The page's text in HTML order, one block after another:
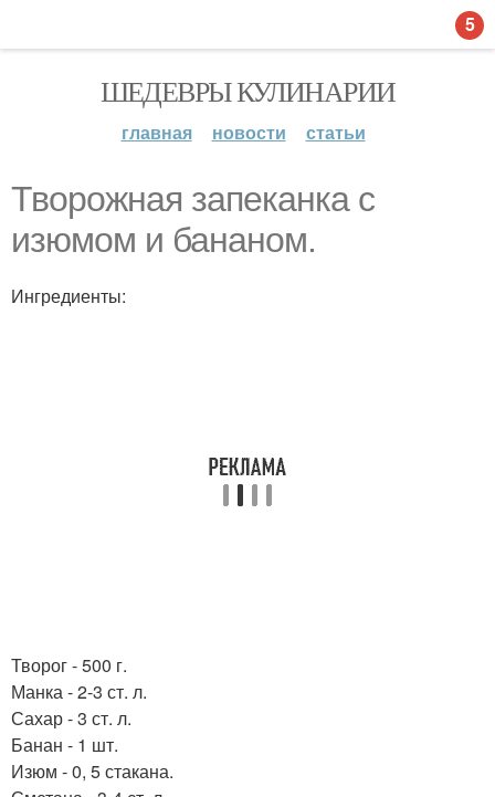
ШЕДЕВРЫ КУЛИНАРИИ
главная новости статьи
Творожная запеканка с
изюмом и бананом.
Ингредиенты:
Творог - 500 г.
Манка - 2-3 ст. л.
Сахар - 3 ст. л.
Банан - 1 шт.
Изюм - 0, 5 стакана.
5